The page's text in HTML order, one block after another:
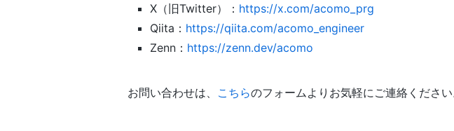
X（旧Twitter）： https://x.com/acomo_prg
Qiita： https://qiita.com/acomo_engineer
Zenn： https://zenn.dev/acomo
お問い合わせは、 こちらのフォームよりお気軽にご連絡ください